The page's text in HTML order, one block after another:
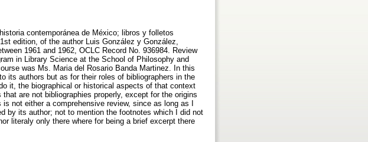
contemporánea de México; libros y folletos
edition, of the author Luis González y González,
1961 and 1962, OCLC Record No. 936984. Review
in Library Science at the School of Philosophy and
was Ms. Maria del Rosario Banda Martinez. In this
its authors but as for their roles of bibliographers in the
it, the biographical or historical aspects of that context
are not bibliographies properly, except for the origins
not either a comprehensive review, since as long as I
by its author; not to mention the footnotes which I did not
literaly only there where for being a brief excerpt there